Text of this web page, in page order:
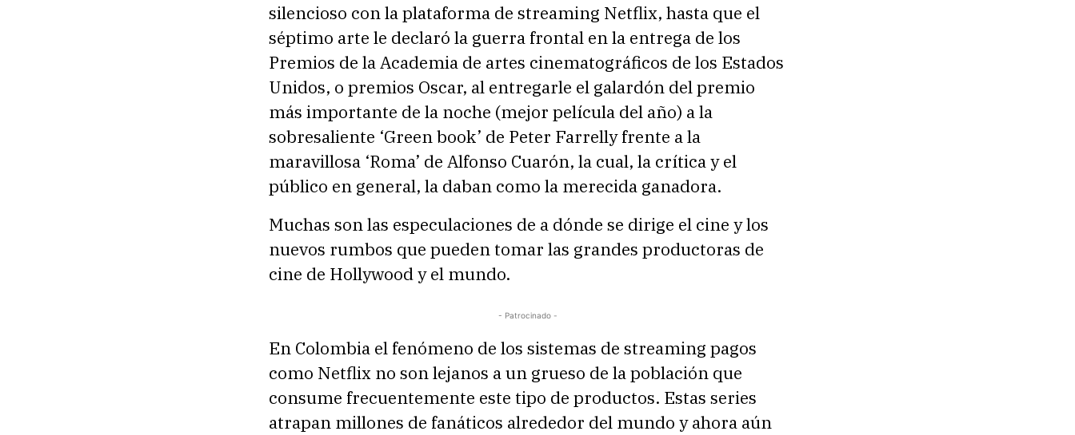
silencioso con la plataforma de streaming Netflix, hasta que el
séptimo arte le declaró la guerra frontal en la entrega de los
Premios de la Academia de artes cinematográficos de los Estados
Unidos, o premios Oscar, al entregarle el galardón del premio
más importante de la noche (mejor película del año) a la
sobresaliente ‘Green book’ de Peter Farrelly frente a la
maravillosa ‘Roma’ de Alfonso Cuarón, la cual, la crítica y el
público en general, la daban como la merecida ganadora.
Muchas son las especulaciones de a dónde se dirige el cine y los
nuevos rumbos que pueden tomar las grandes productoras de
cine de Hollywood y el mundo.
- Patrocinado -
En Colombia el fenómeno de los sistemas de streaming pagos
como Netflix no son lejanos a un grueso de la población que
consume frecuentemente este tipo de productos. Estas series
atrapan millones de fanáticos alrededor del mundo y ahora aún